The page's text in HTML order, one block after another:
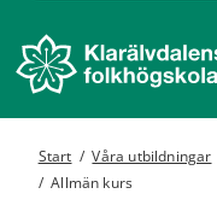
Start / Våra utbildningar
/ Allmän kurs